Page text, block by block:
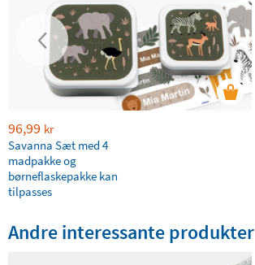
96,99 kr
Savanna Sæt med 4
madpakke og
børneflaskepakke kan
tilpasses
Andre interessante produkter